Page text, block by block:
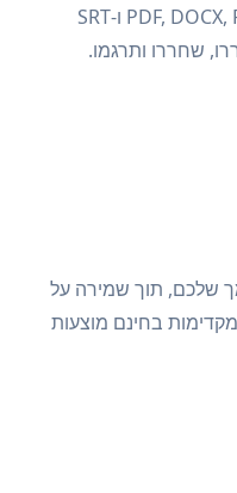
העלו קבצי PDF, DOCX, PPTX, XLSX, CSV, EPUB ו-SRT
שחררו ותרגמו.
שלכם, תוך שמירה על
בחינם מוצעות